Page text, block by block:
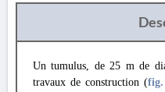
Un tumulus, de 25 m de
travaux de construction (